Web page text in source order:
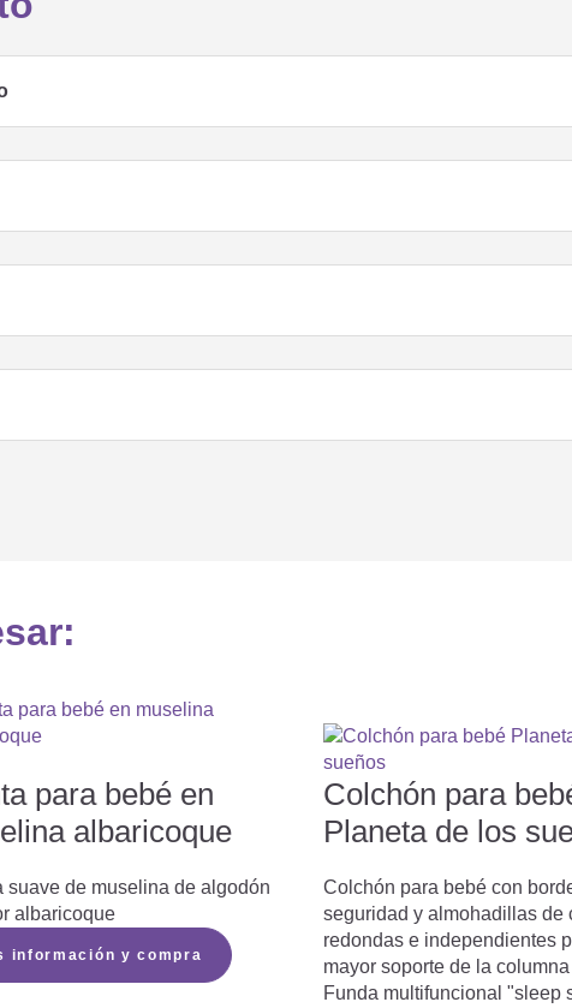
para bebé en
albaricoque
suave de muselina de algodón
albaricoque
información y compra
Colchón para
Planeta de los
Colchón para bebé con
seguridad y almohadillas de
redondas e independientes
mayor soporte de la
Funda multifuncional "sleep